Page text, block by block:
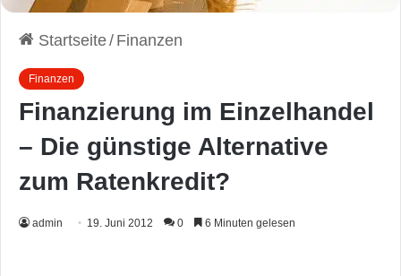
Startseite/ Finanzen
Finanzen
Finanzierung im Einzelhandel
– Die günstige Alternative
zum Ratenkredit?
admin 19. Juni 2012 0 6 Minuten gelesen